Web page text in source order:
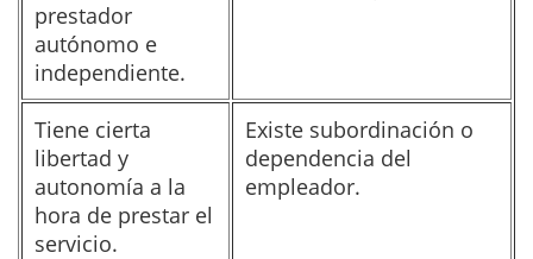
prestador
autónomo e
independiente.
Tiene cierta
libertad y
autonomía a la
hora de prestar el
servicio.
Existe subordinación o
dependencia del
empleador.